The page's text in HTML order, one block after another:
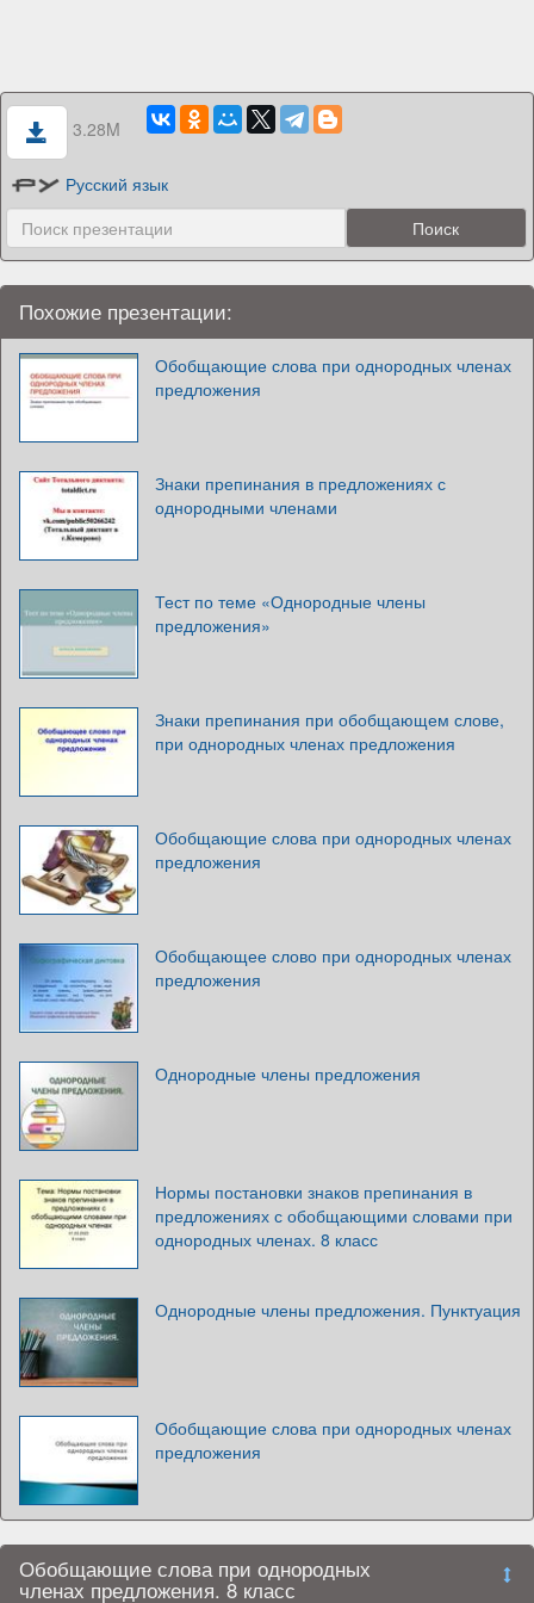
3.28M
Русский язык
Похожие презентации:
Обобщающие слова при однородных членах
предложения
Знаки препинания в предложениях с
однородными членами
Тест по теме «Однородные члены
предложения»
Знаки препинания при обобщающем слове,
при однородных членах предложения
Обобщающие слова при однородных членах
предложения
Обобщающее слово при однородных членах
предложения
Однородные члены предложения
Нормы постановки знаков препинания в
предложениях с обобщающими словами при
однородных членах. 8 класс
Однородные члены предложения. Пунктуация
Обобщающие слова при однородных членах
предложения
Обобщающие слова при однородных
членах предложения. 8 класс